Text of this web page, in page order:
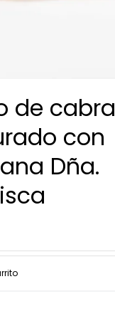
de cabra
con
Dña.